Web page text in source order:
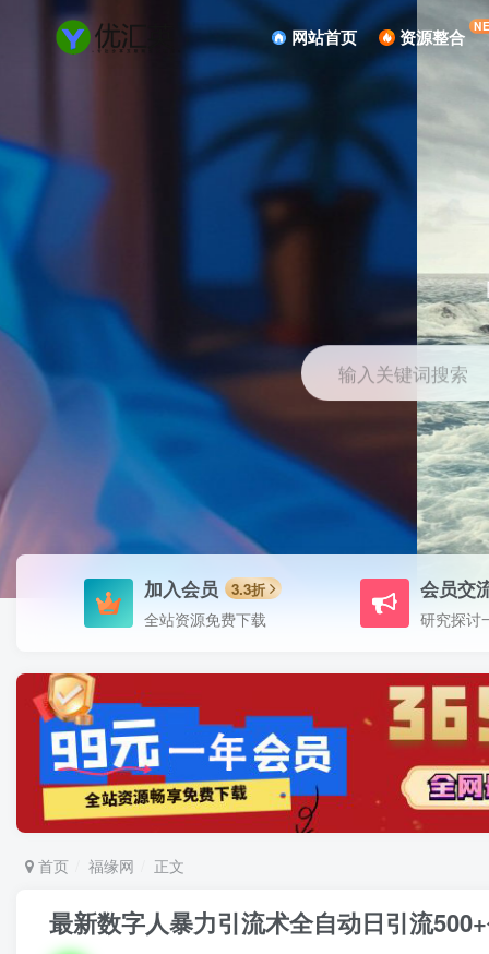
网站首页 资源整合
输入关键词搜索
加入会员 3.3折
全站资源免费下载
会员交
研究探讨
首页 福缘网 正文
最新数字人暴力引流术全自动日引流